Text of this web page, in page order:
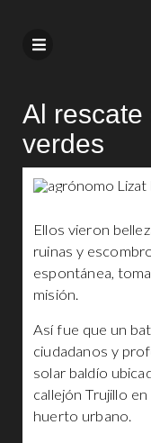
Al rescate
verdes
Ellos vieron
ruinas y
espontánea,
misión.
Así fue que un
ciudadanos y
solar baldío
callejón Trujillo
huerto urbano.